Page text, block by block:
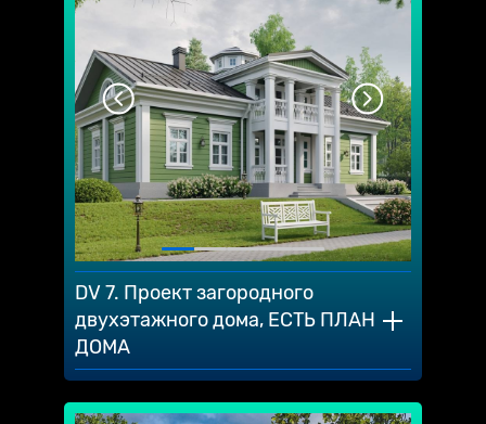
DV 7. Проект загородного
двухэтажного дома, ЕСТЬ ПЛАН
ДОМА